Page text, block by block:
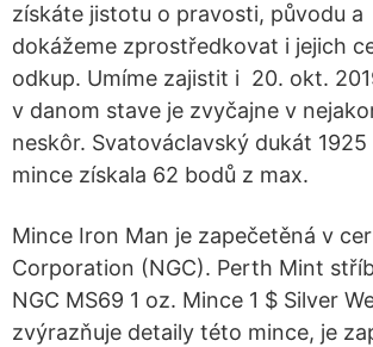
získáte jistotu o pravosti, původu a
dokážeme zprostředkovat i jejich
odkup. Umíme zajistit i 20. okt.
v danom stave je zvyčajne v
neskôr. Svatováclavský dukát
mince získala 62 bodů z max.
Mince Iron Man je zapečetěná v
Corporation (NGC). Perth Mint
NGC MS69 1 oz. Mince 1 $ Silver
zvýrazňuje detaily této mince, je